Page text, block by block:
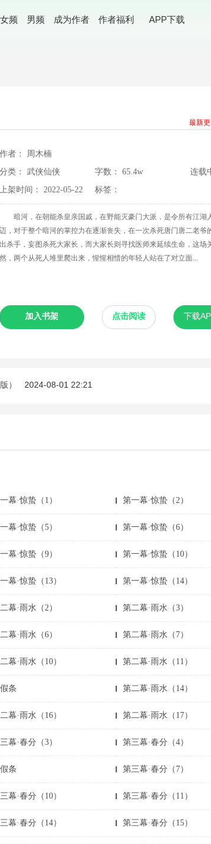
女频 男频 成为作者 作者福利 APP下载
最新更
作者： 周木楠
分类： 武侠仙侠 字数： 65.4w
连载
上架时间： 2022-05-22 标签：
暗河，在朝能杀皇亲国戚，在野能灭豪门大派，是令所有江
迈，对于整个暗河的掌控力在逐渐丧失，在一次杀死唐门唐二老
出杀手，妄图杀死大家长，而大家长则寻找医师来延续生命，这
然，两个从死人堆里爬出来，惺惺相惜的年轻人站在了对立面...
加入书架 点击阅读 下载
） 2024-08-01 22:21
幕·惊蛰（1） 第一幕·惊蛰（2）
幕·惊蛰（5） 第一幕·惊蛰（6）
幕·惊蛰（9） 第一幕·惊蛰（10）
幕·惊蛰（13） 第一幕·惊蛰（14）
幕·雨水（2） 第二幕·雨水（3）
幕·雨水（6） 第二幕·雨水（7）
幕·雨水（10） 第二幕·雨水（11）
条 第二幕·雨水（14）
幕·雨水（16） 第二幕·雨水（17）
幕·春分（3） 第三幕·春分（4）
条 第三幕·春分（7）
幕·春分（10） 第三幕·春分（11）
幕·春分（14） 第三幕·春分（15）